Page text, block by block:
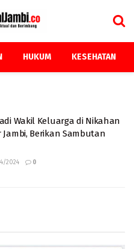
HUKUM KESEHATAN
Wakil Keluarga di Nikahan
Berikan Sambutan
2024 0